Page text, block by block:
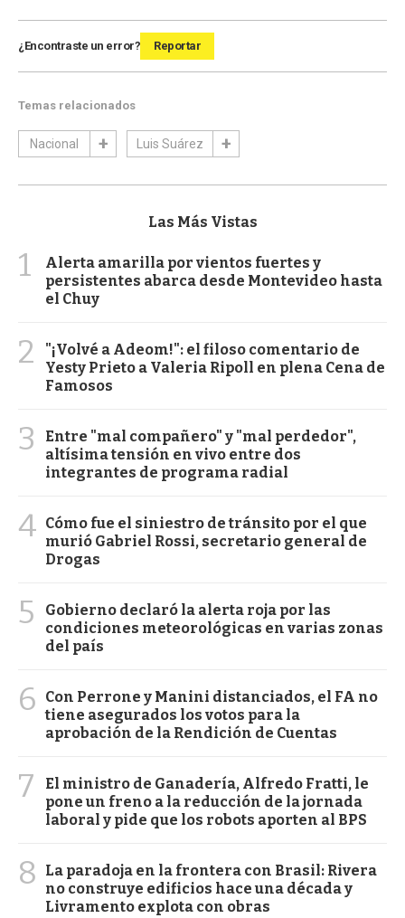
¿Encontraste un error? Reportar
Temas relacionados
Nacional Luis Suárez
Las Más Vistas
1
Alerta amarilla por vientos fuertes y
persistentes abarca desde Montevideo hasta
el Chuy
2
"¡Volvé a Adeom!": el filoso comentario de
Yesty Prieto a Valeria Ripoll en plena Cena de
Famosos
3
Entre "mal compañero" y "mal perdedor",
altísima tensión en vivo entre dos
integrantes de programa radial
4 Cómo fue el siniestro de tránsito por el que
murió Gabriel Rossi, secretario general de
Drogas
5
Gobierno declaró la alerta roja por las
condiciones meteorológicas en varias zonas
del país
6
Con Perrone y Manini distanciados, el FA no
tiene asegurados los votos para la
aprobación de la Rendición de Cuentas
7
El ministro de Ganadería, Alfredo Fratti, le
pone un freno a la reducción de la jornada
laboral y pide que los robots aporten al BPS
8
La paradoja en la frontera con Brasil: Rivera
no construye edificios hace una década y
Livramento explota con obras